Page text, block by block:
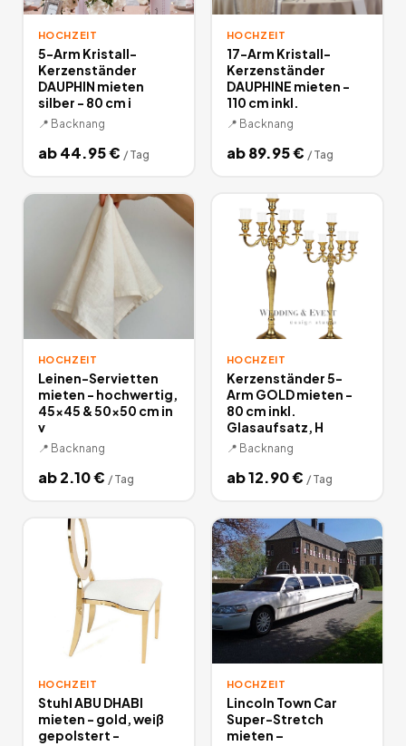
HOCHZEIT
5-Arm Kristall-
Kerzenständer
DAUPHIN mieten
silber - 80 cm i
📍 Backnang
ab44.95€ / Tag
HOCHZEIT
17-Arm Kristall-
Kerzenständer
DAUPHINE mieten -
110 cm inkl.
📍 Backnang
ab89.95€ / Tag
HOCHZEIT
Leinen-Servietten
mieten - hochwertig,
45x45 & 50x50 cm in
v
📍 Backnang
ab2.10€ / Tag
HOCHZEIT
Kerzenständer 5-
Arm GOLD mieten -
80 cm inkl.
Glasaufsatz, H
📍 Backnang
ab12.90€ / Tag
HOCHZEIT
Stuhl ABU DHABI
mieten - gold, weiß
gepolstert -
HOCHZEIT
Lincoln Town Car
Super-Stretch
mieten –